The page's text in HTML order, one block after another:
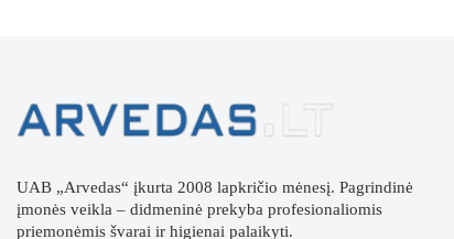
UAB „Arvedas“ įkurta 2008 lapkričio mėnesį. Pagrindinė
įmonės veikla – didmeninė prekyba profesionaliomis
priemonėmis švarai ir higienai palaikyti.